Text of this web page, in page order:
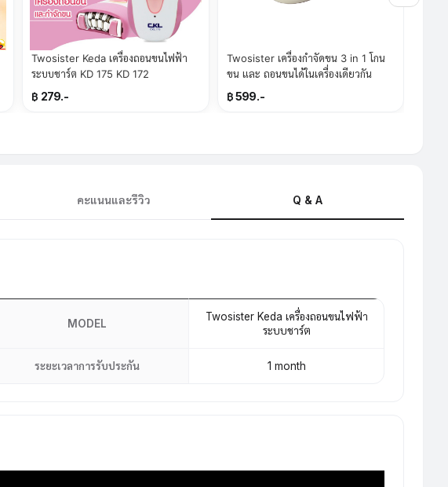
Twosister Keda เครื่องถอนขนไฟฟ้า
ระบบชาร์ต KD 175 KD 172
฿ 279.-
Twosister เครื่องกำจัดขน 3 in 1 โกน
ขน และ ถอนขนได้ในเครื่องเดียวกัน
฿ 599.-
คะแนนและรีวิว Q & A
MODEL
Twosister Keda เครื่องถอนขนไฟฟ้า
ระบบชาร์ต
ระยะเวลาการรับประกัน 1 month